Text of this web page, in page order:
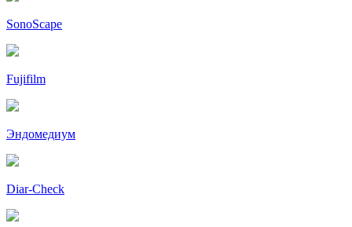
SonoScape
Fujifilm
Эндомедиум
Diar-Cheсk